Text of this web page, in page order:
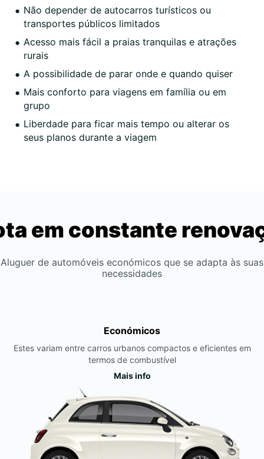
Não depender de autocarros turísticos ou
transportes públicos limitados
Acesso mais fácil a praias tranquilas e atrações
rurais
A possibilidade de parar onde e quando quiser
Mais conforto para viagens em família ou em
grupo
Liberdade para ficar mais tempo ou alterar os
seus planos durante a viagem
em constante
Aluguer de automóveis económicos que se adapta às suas
necessidades
Económicos
Estes variam entre carros urbanos compactos e eficientes em
termos de combustível
Mais info